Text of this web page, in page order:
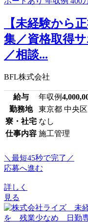
【未経験から
集／資格取得
／相談...
BFL株式会社
給与 年収例
勤務地
東京都 中央区
寮・社宅 なし
仕事内容 施工管理
＼最短45秒で完了／
応募へ進む
詳しく
見る